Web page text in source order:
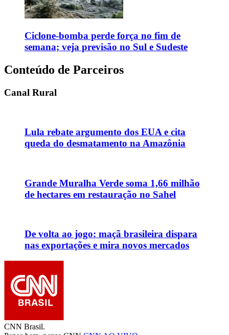
Ciclone-bomba perde força no fim de
semana; veja previsão no Sul e Sudeste
Conteúdo de Parceiros
Canal Rural
Lula rebate argumento dos EUA e cita
queda do desmatamento na Amazônia
Grande Muralha Verde soma 1,66 milhão
de hectares em restauração no Sahel
De volta ao jogo: maçã brasileira dispara
nas exportações e mira novos mercados
CNN Brasil.